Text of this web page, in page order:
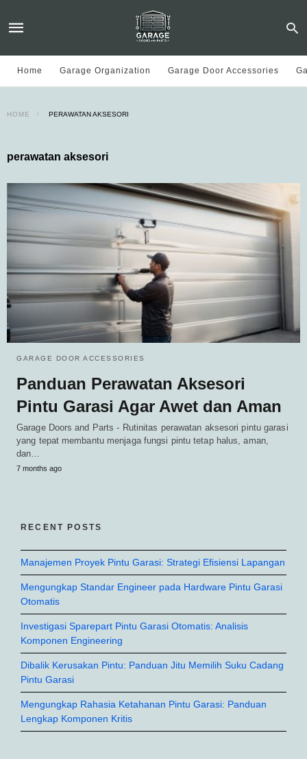
Home Garage Organization Garage Door Accessories
HOME PERAWATAN AKSESORI
perawatan aksesori
GARAGE DOOR ACCESSORIES
Panduan Perawatan Aksesori
Pintu Garasi Agar Awet dan Aman
Garage Doors and Parts - Rutinitas perawatan aksesori pintu garasi
yang tepat membantu menjaga fungsi pintu tetap halus, aman,
dan…
7 months ago
RECENT POSTS
Manajemen Proyek Pintu Garasi: Strategi Efisiensi Lapangan
Mengungkap Standar Engineer pada Hardware Pintu Garasi
Otomatis
Investigasi Sparepart Pintu Garasi Otomatis: Analisis
Komponen Engineering
Dibalik Kerusakan Pintu: Panduan Jitu Memilih Suku Cadang
Pintu Garasi
Mengungkap Rahasia Ketahanan Pintu Garasi: Panduan
Lengkap Komponen Kritis